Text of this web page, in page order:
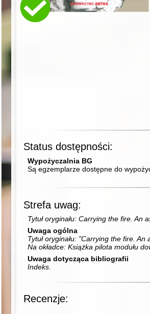
Status dostępności:
Wypożyczalnia BG
Są egzemplarze dostępne do
Strefa uwag:
Tytuł oryginału: Carrying the fire. An
Uwaga ogólna
Tytuł oryginału: "Carrying the fire.
Na okładce: Książka pilota modułu
Uwaga dotycząca bibliografii
Indeks.
Recenzje: